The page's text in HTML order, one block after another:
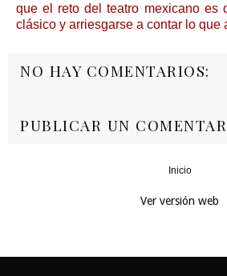
que el reto del teatro mexicano es
clásico y arriesgarse a contar lo que
NO HAY COMENTARIOS:
PUBLICAR UN
Inicio
Ver versión web